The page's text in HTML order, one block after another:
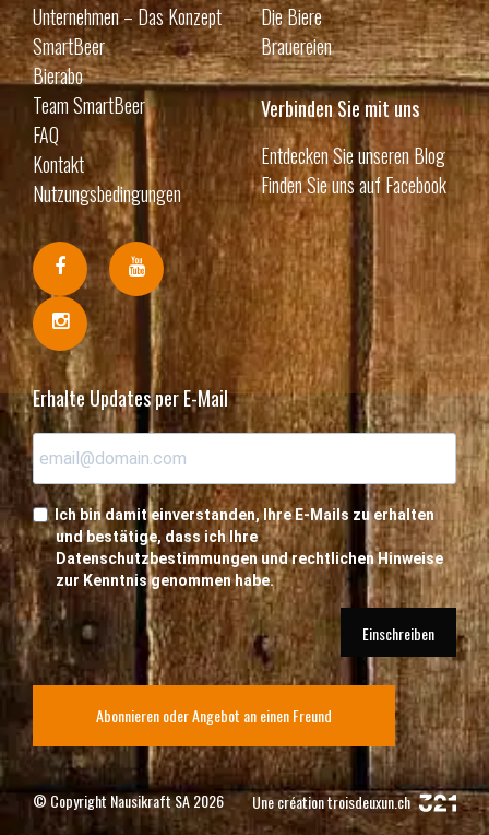
Unternehmen – Das Konzept
SmartBeer
Bierabo
Team SmartBeer
FAQ
Kontakt
Nutzungsbedingungen
Die Biere
Brauereien
Verbinden Sie mit uns
Entdecken Sie unseren Blog
Finden Sie uns auf Facebook
Erhalte Updates per E-Mail
Ich bin damit einverstanden, Ihre E-Mails zu erhalten
und bestätige, dass ich Ihre
Datenschutzbestimmungen und rechtlichen Hinweise
zur Kenntnis genommen habe.
Einschreiben
Abonnieren oder Angebot an einen Freund
© Copyright Nausikraft SA 2026 Une créationtroisdeuxun.ch